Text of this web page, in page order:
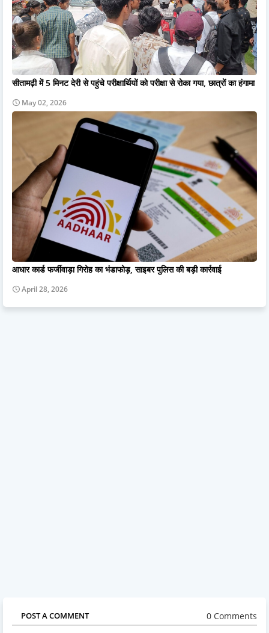
सीतामढ़ी में 5 मिनट देरी से पहुंचे परीक्षार्थियों को परीक्षा से रोका गया, छात्रों का हंगामा
May 02, 2026
आधार कार्ड फर्जीवाड़ा गिरोह का भंडाफोड़, साइबर पुलिस की बड़ी कार्रवाई
April 28, 2026
POST A COMMENT 0 Comments